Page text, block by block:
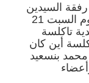
السيدين
المعتمد الأول والكاتب العام للولاية يوم السبت 21
تاكلسة
أين كان
محمد بنسعيد